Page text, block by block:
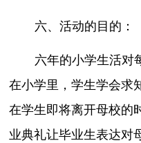
六、活动的目的：
六年的小学生活对
在小学里，学生学会
在学生即将离开母校的
业典礼让毕业生表达对